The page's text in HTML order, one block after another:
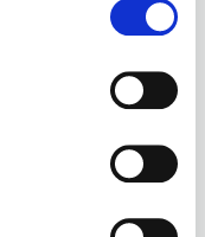
BEKIJK PRODUCT